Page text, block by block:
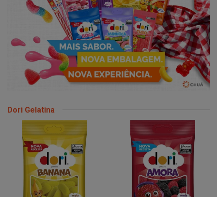
Dori Gelatina